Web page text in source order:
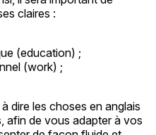
claires :
(education) ;
(work) ;
dire les choses en anglais
afin de vous adapter à vos